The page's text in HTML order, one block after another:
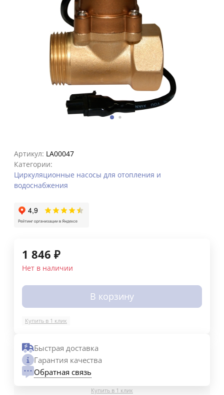
Артикул: LA00047
Категории:
Циркуляционные насосы для отопления и
водоснабжения
1 846 ₽
Нет в наличии
В корзину
Купить в 1 клик
Быстрая доставка
Гарантия качества
Обратная связь
Купить в 1 клик